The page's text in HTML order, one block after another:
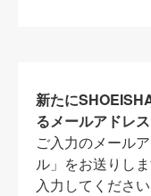
新たに
るメールアドレ
ご入力のメール
ル」をお送りし
入力してください